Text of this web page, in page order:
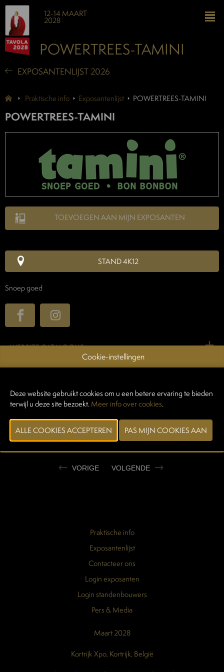
12-14 MAART
2028
POWERTREES-TAMINI
EXPOSANTENLIJST 2026
Praktische info Exposantenlijst POWERTREES-TAMINI
POWERTREES-TAMINI
TOEVOEGEN AAN MIJN EXPOSANTEN
STAND 4K12
Snoep goed
WEBSITE CATALOGUS
PRODUCTGROEP
FOTO'S
ONTDEK DE NIEUWSTE PRODUCTEN OP TAVOLA
MERK
VORIGE VOLGENDE
Praktische info
Exposantenlijst
Contacteer ons
Login exposanten
Login standenbouwers
Pers & Media
Maart 2028
Kortrijk Xpo, Kortrijk, België
Cookie-instellingen
Deze website gebruikt cookies om u een betere ervaring te bieden
terwijl u deze site bezoekt.Meer info over cookies.